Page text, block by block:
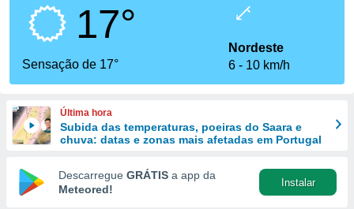
fornecidas
a este
das
e
forma
digital
17°
Sensação de 17°
Nordeste
6
10 km/h
Última hora
Subida das temperaturas, poeiras do Saara e
chuva: datas e zonas mais afetadas em Portugal
Descarregue GRÁTIS a app da
Meteored!
Instalar